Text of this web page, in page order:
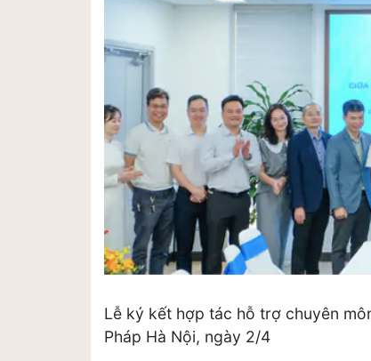
Lễ ký kết hợp tác hỗ trợ chuyên
Pháp Hà Nội, ngày 2/4